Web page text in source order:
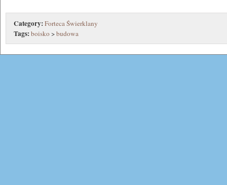
Category:Forteca Świerklany
Tags:boisko>budowa